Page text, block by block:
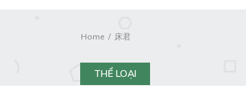
Home 床君
THỂ LOẠI